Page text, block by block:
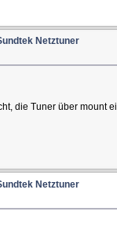
Netztuner
die Tuner über
Netztuner